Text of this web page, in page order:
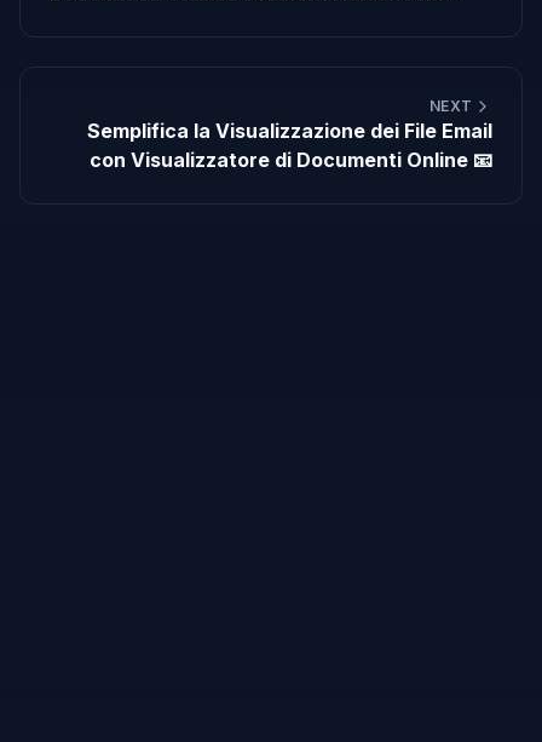
NEXT
Semplifica la Visualizzazione dei File Email
con Visualizzatore di Documenti Online 📧